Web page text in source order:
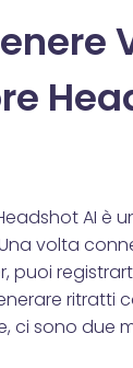
AI è
volta
puoi
ritratti
ci sono due